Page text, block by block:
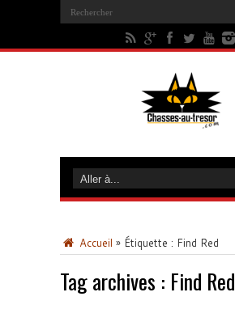
Accueil » Étiquette : Find Red
Tag archives : Find Red